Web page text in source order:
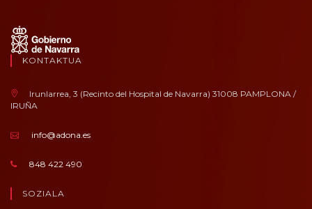
KONTAKTUA
Irunlarrea, 3 (Recinto del Hospital de Navarra) 31008 PAMPLONA /
IRUÑA
info@adona.es
848 422 490
SOZIALA